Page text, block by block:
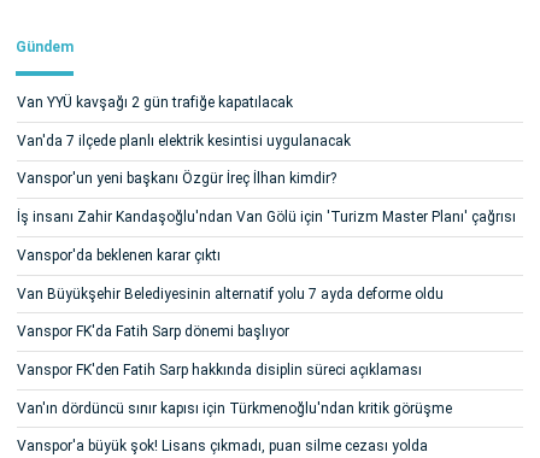
Gündem
Van YYÜ kavşağı 2 gün trafiğe kapatılacak
Van'da 7 ilçede planlı elektrik kesintisi uygulanacak
Vanspor'un yeni başkanı Özgür İreç İlhan kimdir?
İş insanı Zahir Kandaşoğlu'ndan Van Gölü için 'Turizm Master Planı' çağrısı
Vanspor'da beklenen karar çıktı
Van Büyükşehir Belediyesinin alternatif yolu 7 ayda deforme oldu
Vanspor FK'da Fatih Sarp dönemi başlıyor
Vanspor FK'den Fatih Sarp hakkında disiplin süreci açıklaması
Van'ın dördüncü sınır kapısı için Türkmenoğlu'ndan kritik görüşme
Vanspor'a büyük şok! Lisans çıkmadı, puan silme cezası yolda